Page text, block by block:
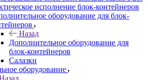
исполнение блок-контейнеров
оборудование для блок-
Назад
Дополнительное оборудование для
блок-контейнеров
Салазки
оборудование